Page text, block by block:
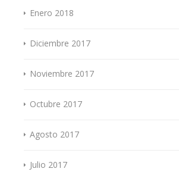
Enero 2018
Diciembre 2017
Noviembre 2017
Octubre 2017
Agosto 2017
Julio 2017